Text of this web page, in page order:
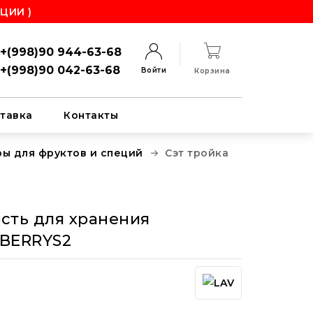
)
Корзина
+(998)90 944-63-68
+(998)90 042-63-68
Войти
Контакты
для фруктов и специй
Сэт тройка
для хранения